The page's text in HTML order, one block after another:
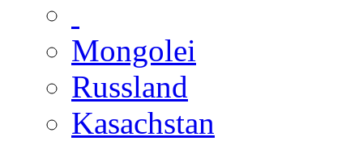
Mongolei
Russland
Kasachstan